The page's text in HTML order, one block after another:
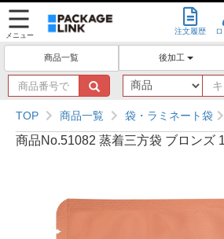
メニュー 注文履歴
商品一覧 後加工
商
品
番
号
で
TOP 商品一覧 袋・ラミネート袋
商品No.51082 蒸着三方袋 ブロンズ